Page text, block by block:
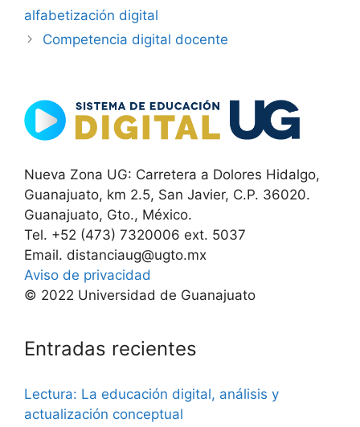
alfabetización digital
Competencia digital docente
Nueva Zona UG: Carretera a Dolores Hidalgo,
Guanajuato, km 2.5, San Javier, C.P. 36020.
Guanajuato, Gto., México.
Tel. +52 (473) 7320006 ext. 5037
Email. distanciaug@ugto.mx
Aviso de privacidad
© 2022 Universidad de Guanajuato
Entradas recientes
Lectura: La educación digital, análisis y
actualización conceptual